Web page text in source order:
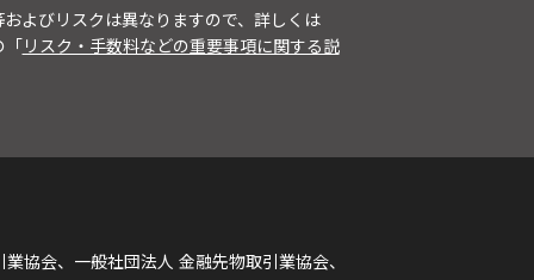
よびリスクは異なりますので、詳しくは
「リスク・手数料などの重要事項に関する説
協会、一般社団法人 金融先物取引業協会、